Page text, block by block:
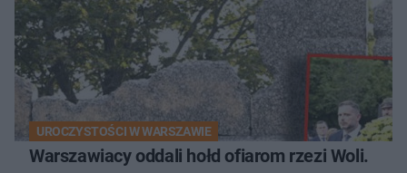
UROCZYSTOŚCI W WARSZAWIE
Warszawiacy oddali hołd ofiarom rzezi Woli.